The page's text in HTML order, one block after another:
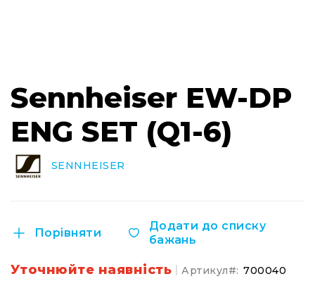
Підсилювачі
потужності
Підсилювачі
трансляційні
та
комплектуючі
Портативні
до
початку
галереї
зображень
Sennheiser EW-DP
ENG SET (Q1-6)
SENNHEISER
Порівняти
Додати до списку
бажань
Уточнюйте наявність Артикул 700040